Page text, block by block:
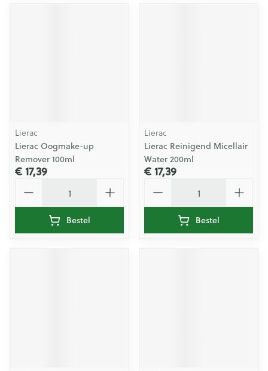
Lierac
Lierac Oogmake-up
Remover 100ml
€ 17,39
Bestel
Lierac
Lierac Reinigend Micellair
Water 200ml
€ 17,39
Bestel